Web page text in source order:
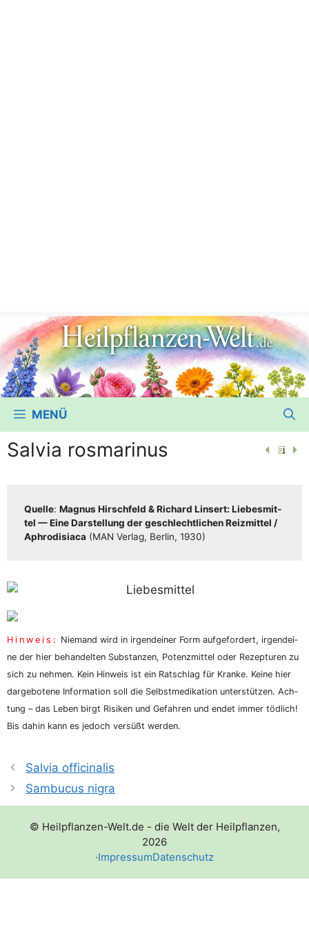
MENÜ
Salvia rosmarinus
Quel­le: Magnus Hirsch­feld & Richard Lin­sert: Lie­bes­mit­
tel — Eine Dar­stel­lung der geschlecht­li­chen Reiz­mit­tel /​​
Aphro­di­sia­ca (MAN Ver­lag, Ber­lin, 1930)
Hin­weis: Nie­mand wird in irgend­ei­ner Form auf­ge­for­dert, irgend­ei­
ne der hier behan­del­ten Sub­stan­zen, Potenz­mit­tel oder Rezep­tu­ren zu
sich zu neh­men. Kein Hin­weis ist ein Rat­schlag für Kran­ke. Kei­ne hier
dar­ge­bo­te­ne Infor­ma­ti­on soll die Selbst­me­di­ka­ti­on unter­stüt­zen. Ach­
tung – das Leben birgt Risi­ken und Gefah­ren und endet immer töd­lich!
Bis dahin kann es jedoch ver­süßt werden.
Salvia officinalis
Sambucus nigra
© Heilpflanzen-Welt.de - die Welt der Heilpflanzen,
2026
·ImpressumDatenschutz